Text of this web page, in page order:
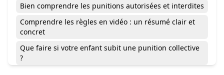
Bien comprendre les punitions autorisées et interdites
Comprendre les règles en vidéo : un résumé clair et
concret
Que faire si votre enfant subit une punition collective
?